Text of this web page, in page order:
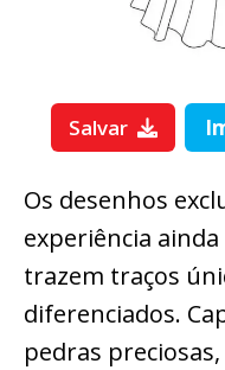
Salvar
Os desenhos
experiência
trazem traços
diferenciados.
pedras